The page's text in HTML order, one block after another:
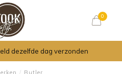
0
dezelfde dag verzonden
/ Butler